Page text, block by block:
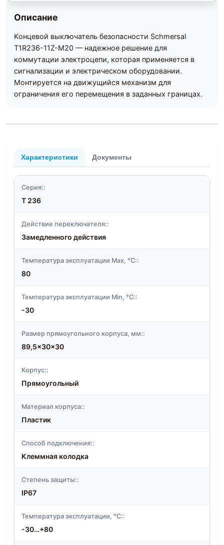
Описание
Kонцевой выключатель безопасности Schmersal
T1R236-11Z-M20 — надежное решение для
коммутации электроцепи, которая применяется в
сигнализации и электрическом оборудовании.
Монтируется на движущийся механизм для
ограничения его перемещения в заданных границах.
Характеристики Документы
Серия::
T 236
Действие переключателя::
Замедленного действия
Температура эксплуатации Max, °C::
80
Температура эксплуатации Min, °C::
-30
Размер прямоугольного корпуса, мм::
89,5x30x30
Корпус::
Прямоугольный
Материал корпуса::
Пластик
Способ подключения::
Клеммная колодка
Степень защиты::
IP67
Температура эксплуатации, °C::
-30…+80